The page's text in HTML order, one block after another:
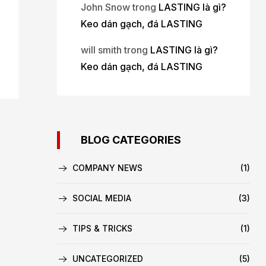
John Snowtrong LASTING là gì?
Keo dán gạch, đá LASTING
will smith trong LASTING là gì?
Keo dán gạch, đá LASTING
BLOG CATEGORIES
COMPANY NEWS (1)
SOCIAL MEDIA (3)
TIPS & TRICKS (1)
UNCATEGORIZED (5)